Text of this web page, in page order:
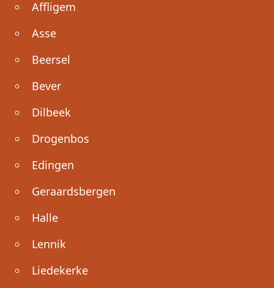
Affligem
Asse
Beersel
Bever
Dilbeek
Drogenbos
Edingen
Geraardsbergen
Halle
Lennik
Liedekerke